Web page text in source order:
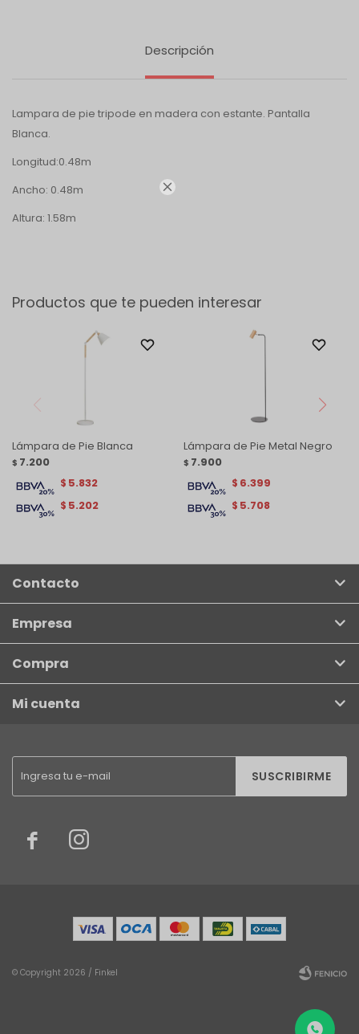

Descripción
Lampara de pie tripode en madera con estante. Pantalla
Blanca.
Longitud:0.48m
Ancho: 0.48m
Altura: 1.58m
Productos que te pueden interesar
Lámpara de Pie Blanca
$ 7.200
$ 5.202
$ 5.832
Lámpara de Pie Metal Negro
$ 7.900
$ 5.708
$ 6.399
SUSCRIBIRME
 
Contacto
Empresa
Compra
Mi cuenta
© Copyright 2026 / Finkel